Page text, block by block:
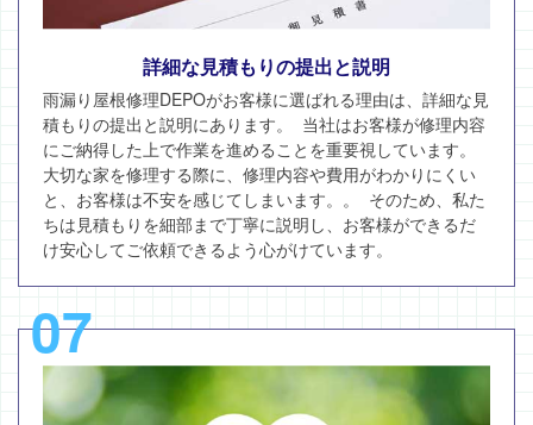
詳細な見積もりの提出と説明
雨漏り屋根修理DEPOがお客様に選ばれる理由は、詳細な見
積もりの提出と説明にあります。 当社はお客様が修理内容
にご納得した上で作業を進めることを重要視しています。
大切な家を修理する際に、修理内容や費用がわかりにくい
と、お客様は不安を感じてしまいます。。 そのため、私た
ちは見積もりを細部まで丁寧に説明し、お客様ができるだ
け安心してご依頼できるよう心がけています。
07